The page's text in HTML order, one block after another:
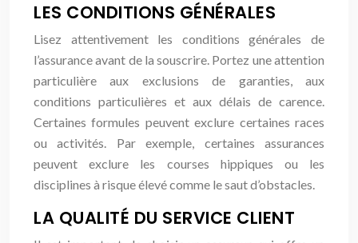
LES CONDITIONS GÉNÉRALES
Lisez attentivement les conditions générales de
l’assurance avant de la souscrire. Portez une attention
particulière aux exclusions de garanties, aux
conditions particulières et aux délais de carence.
Certaines formules peuvent exclure certaines races
ou activités. Par exemple, certaines assurances
peuvent exclure les courses hippiques ou les
disciplines à risque élevé comme le saut d’obstacles.
LA QUALITÉ DU SERVICE CLIENT